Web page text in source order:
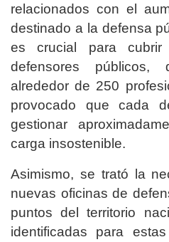
relacionados con el
destinado a la defensa
es crucial para
defensores
alrededor de 250
provocado que cada
gestionar
carga insostenible.
Asimismo, se trató la
nuevas oficinas de
puntos del territorio
identificadas para